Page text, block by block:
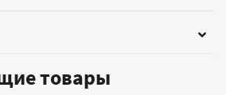
товары